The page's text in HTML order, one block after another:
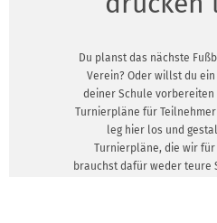
Du planst das nächste
Verein? Oder willst du
deiner Schule vorbereiten
Turnierpläne für
leg hier los und
Turnierpläne, die wir für
brauchst dafür weder teure